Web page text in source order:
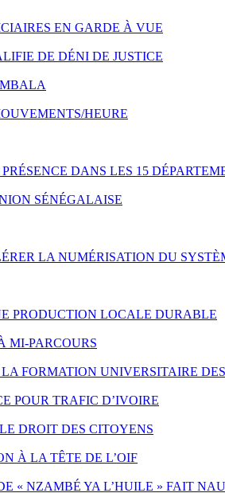
EN GARDE À VUE
DE DÉNI DE JUSTICE
HEURE
DANS LES 15
SÉNÉGALAISE
LA NUMÉRISATION DU
PRODUCTION LOCALE DURABLE
MI-PARCOURS
FORMATION UNIVERSITAIRE
POUR TRAFIC D’IVOIRE
DROIT DES CITOYENS
À LA TÊTE DE L’OIF
« NZAMBÉ YA L’HUILE » FAIT